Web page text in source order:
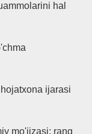
hal
ijarasi
mo'jizasi: rang